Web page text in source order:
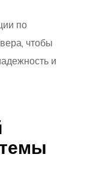
по
чтобы
и